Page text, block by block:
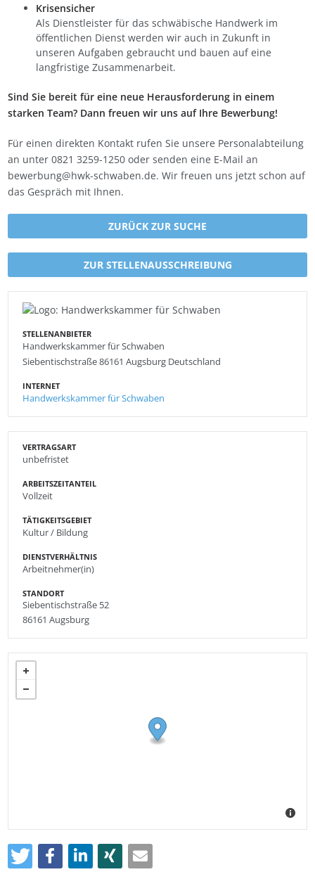
Krisensicher
Als Dienstleister für das schwäbische Handwerk im
öffentlichen Dienst werden wir auch in Zukunft in
unseren Aufgaben gebraucht und bauen auf eine
langfristige Zusammenarbeit.
Sind Sie bereit für eine neue Herausforderung in einem
starken Team? Dann freuen wir uns auf Ihre Bewerbung!
Für einen direkten Kontakt rufen Sie unsere Personalabteilung
an unter 0821 3259-1250 oder senden eine E-Mail an
bewerbung@hwk-schwaben.de. Wir freuen uns jetzt schon auf
das Gespräch mit Ihnen.
ZURÜCK ZUR SUCHE
ZUR STELLENAUSSCHREIBUNG
STELLENANBIETER
Handwerkskammer für Schwaben
Siebentischstraße 86161 Augsburg Deutschland
INTERNET
Handwerkskammer für Schwaben
VERTRAGSART
unbefristet
ARBEITSZEITANTEIL
Vollzeit
TÄTIGKEITSGEBIET
Kultur / Bildung
DIENSTVERHÄLTNIS
Arbeitnehmer(in)
STANDORT
Siebentischstraße 52
86161Augsburg